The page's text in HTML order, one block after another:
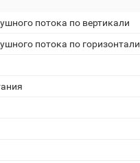
потока по вертикали
потока по горизонтали